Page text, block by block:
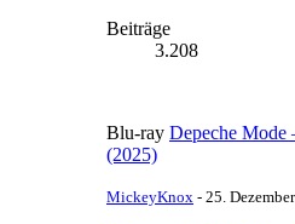
Beiträge
3.208
Blu-ray Depeche
(2025)
MickeyKnox - 25.